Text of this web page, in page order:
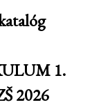
1.
2026